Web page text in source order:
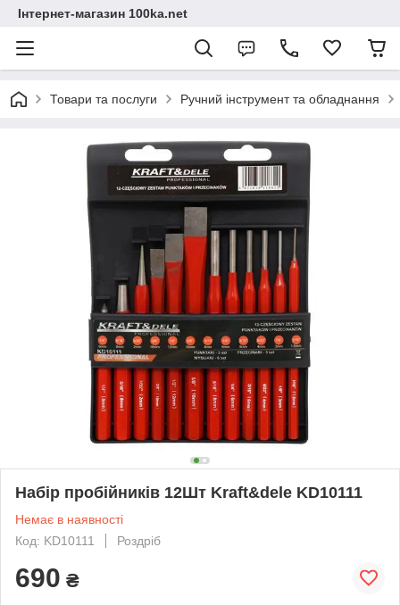
Інтернет-магазин 100ka.net
Товари та послуги Ручний інструмент та обладнання
Набір пробійників 12Шт Kraft&dele KD10111
Немає в наявності
Код: KD10111
Роздріб
690 ₴